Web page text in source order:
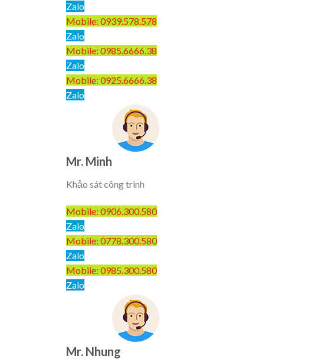
Zalo
Mobile: 0939.578.578
Zalo
Mobile: 0985.6666.38
Zalo
Mobile: 0925.6666.38
Zalo
Mr. Minh
Khảo sát công trình
Mobile: 0906.300.580
Zalo
Mobile: 0778.300.580
Zalo
Mobile: 0985.300.580
Zalo
Mr. Nhung